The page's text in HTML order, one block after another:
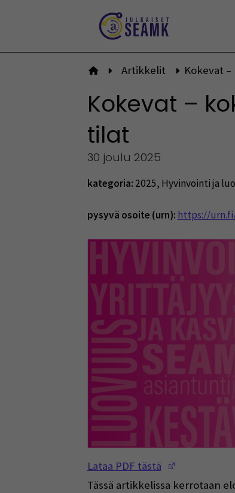
Etusivulle
Artikkelit Kokevat
Kokevat –
tilat
30 joulu 2025
kategoria: 2025, Hyvinvointi ja
pysyvä osoite (urn): https://
Lataa PDF tästä
Tässä artikkelissa kerrotaan